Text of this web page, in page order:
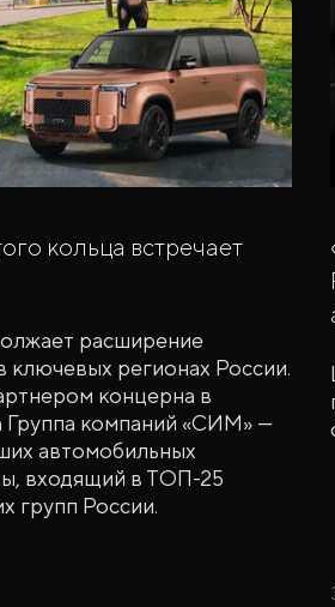
кольца встречает
расширение
ключевых регионах России.
концерна в
Группа компаний «СИМ» —
автомобильных
входящий в ТОП-25
групп России.